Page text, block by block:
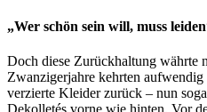
„Wer schön sein will, muss
Doch diese Zurückhaltung währte
Zwanzigerjahre kehrten
verzierte Kleider zurück – nun
Dekolletés vorne wie hinten. Vor